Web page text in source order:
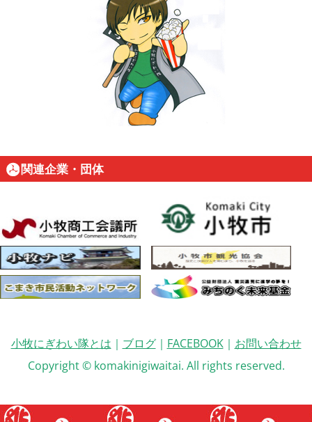
関連企業・団体
小牧にぎわい隊とは ｜ ブログ｜ FACEBOOK｜ お問い合わせ
Copyright © komakinigiwaitai. All rights reserved.